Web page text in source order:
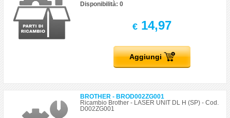
Disponibilità: 0
€14,97
Aggiungi
BROTHER - BROD002ZG001
Ricambio Brother - LASER UNIT DL H (SP) - Cod.
D002ZG001